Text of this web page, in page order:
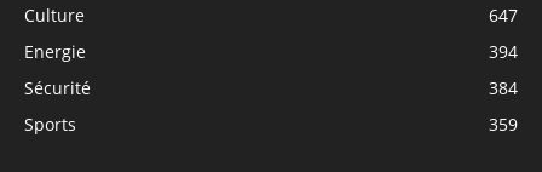
Culture
647
Energie
394
Sécurité
384
Sports
359